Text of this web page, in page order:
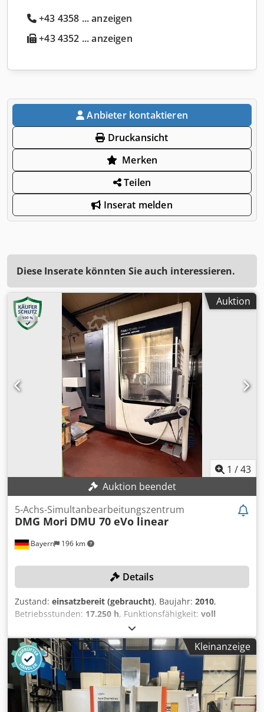
+43 4358 ... anzeigen
+43 4352 ... anzeigen
Anbieter kontaktieren
Druckansicht
Merken
Teilen
Inserat melden
Diese Inserate könnten Sie auch interessieren.
Auktion
1 /43
Auktion beendet
Bayern 196 km
5-Achs-Simultanbearbeitungszentrum
DMG Mori DMU 70 eVo linear
Details
Zustand: einsatzbereit (gebraucht), Baujahr: 2010,
Betriebsstunden: 17.250 h, Funktionsfähigkeit: voll
, Verfahrweg X-Achse:
Y-Achse:520 mm, Verfahrweg Z-Achse:520 mm,
Steuerungsmodell:Heidenhain Mill Plus, Spindeldrehzahl
(max.):18.000 U/min
, 2015 wurde eine neue Spindel
verbaut! Dodpfx Ahozldqnetock TECHNISCHE DETAILS
Verfahrweg X-Achse: 710 mm Verfahrweg Y-Achse: 520 mm
Verfahrweg Z-Achse: 520 mm Spindeldrehzahl max.:
Kleinanzeige